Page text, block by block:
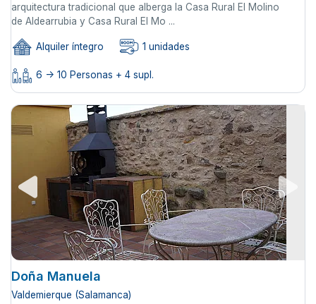
arquitectura tradicional que alberga la Casa Rural El Molino
de Aldearrubia y Casa Rural El Mo ...
Alquiler íntegro 1 unidades
6 -> 10 Personas + 4 supl.
Doña Manuela
Valdemierque (Salamanca)